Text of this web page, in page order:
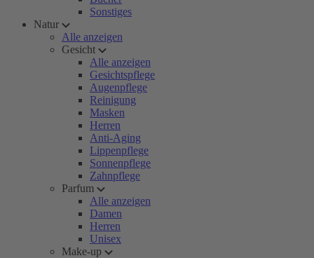
Sonstiges
Natur
Alle anzeigen
Gesicht
Alle anzeigen
Gesichtspflege
Augenpflege
Reinigung
Masken
Herren
Anti-Aging
Lippenpflege
Sonnenpflege
Zahnpflege
Parfum
Alle anzeigen
Damen
Herren
Unisex
Make-up